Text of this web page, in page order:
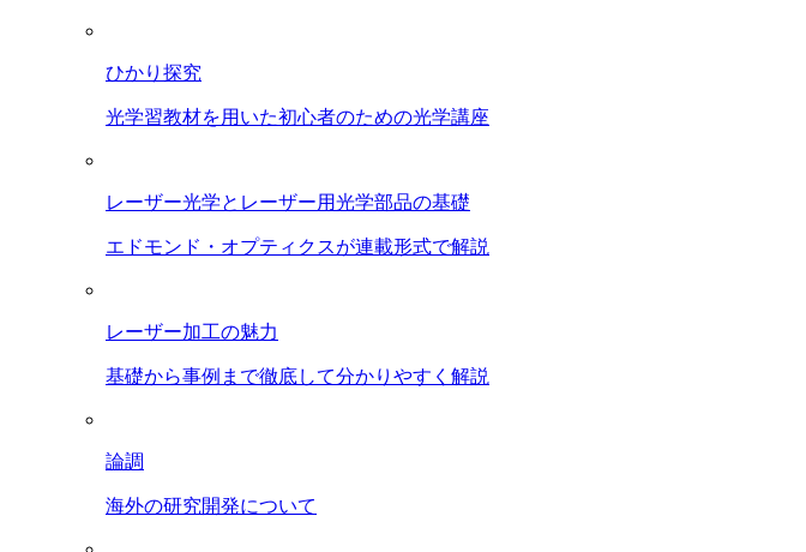
ひかり探究
光学習教材を用いた初心者のための光学講座
レーザー光学とレーザー用光学部品の基礎
エドモンド・オプティクスが連載形式で解説
レーザー加工の魅力
基礎から事例まで徹底して分かりやすく解説
論調
海外の研究開発について